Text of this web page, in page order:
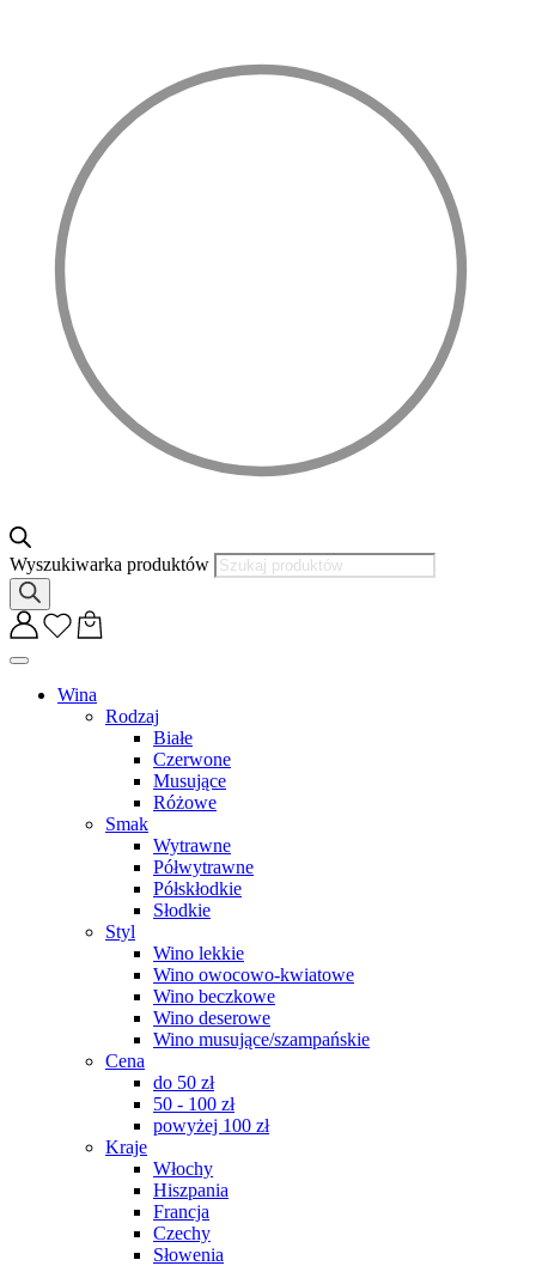
Wyszukiwarka produktów
Wina
Rodzaj
Białe
Czerwone
Musujące
Różowe
Smak
Wytrawne
Półwytrawne
Półskłodkie
Słodkie
Styl
Wino lekkie
Wino owocowo-kwiatowe
Wino beczkowe
Wino deserowe
Wino musujące/szampańskie
Cena
do 50 zł
50 - 100 zł
powyżej 100 zł
Kraje
Włochy
Hiszpania
Francja
Czechy
Słowenia